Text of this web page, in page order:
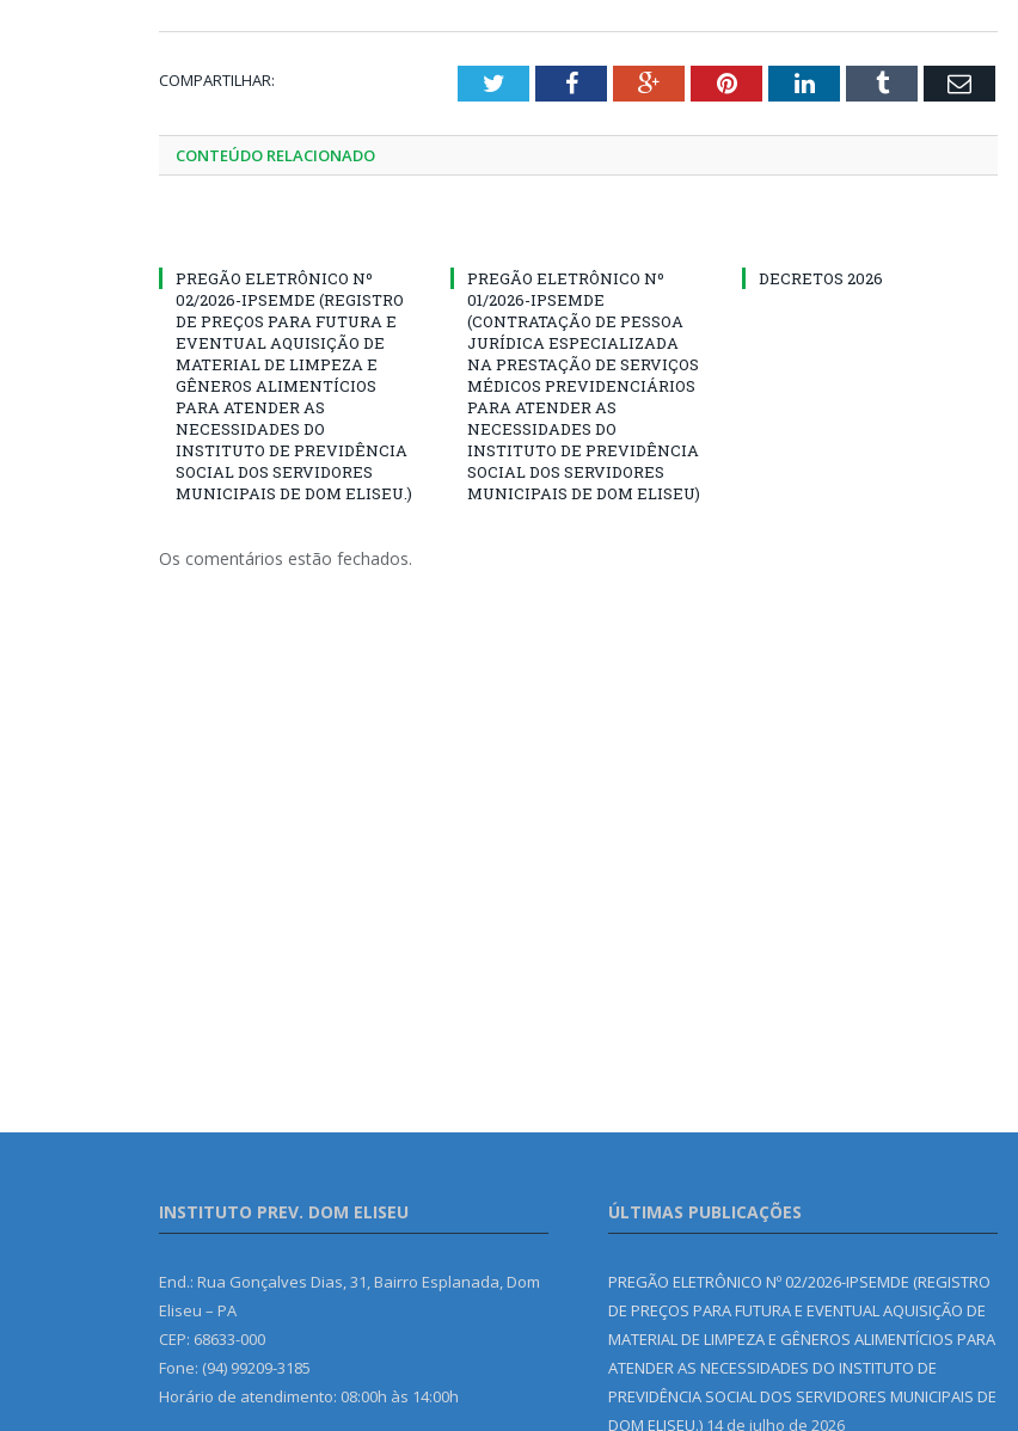
COMPARTILHAR: TwitterFacebookGoogle+PinterestLinkedInTumblr Email
CONTEÚDO RELACIONADO
PREGÃO ELETRÔNICO Nº
02/2026-IPSEMDE (REGISTRO
DE PREÇOS PARA FUTURA E
EVENTUAL AQUISIÇÃO DE
MATERIAL DE LIMPEZA E
GÊNEROS ALIMENTÍCIOS
PARA ATENDER AS
NECESSIDADES DO
INSTITUTO DE PREVIDÊNCIA
SOCIAL DOS SERVIDORES
MUNICIPAIS DE DOM ELISEU.)
PREGÃO ELETRÔNICO Nº
01/2026-IPSEMDE
(CONTRATAÇÃO DE PESSOA
JURÍDICA ESPECIALIZADA
NA PRESTAÇÃO DE SERVIÇOS
MÉDICOS PREVIDENCIÁRIOS
PARA ATENDER AS
NECESSIDADES DO
INSTITUTO DE PREVIDÊNCIA
SOCIAL DOS SERVIDORES
MUNICIPAIS DE DOM ELISEU)
DECRETOS 2026
Os comentários estão fechados.
INSTITUTO PREV. DOM ELISEU
End.: Rua Gonçalves Dias, 31, Bairro Esplanada, Dom
Eliseu – PA
CEP: 68633-000
Fone: (94) 99209-3185
Horário de atendimento: 08:00h às 14:00h
ÚLTIMAS PUBLICAÇÕES
PREGÃO ELETRÔNICO Nº 02/2026-IPSEMDE (REGISTRO
DE PREÇOS PARA FUTURA E EVENTUAL AQUISIÇÃO DE
MATERIAL DE LIMPEZA E GÊNEROS ALIMENTÍCIOS PARA
ATENDER AS NECESSIDADES DO INSTITUTO DE
PREVIDÊNCIA SOCIAL DOS SERVIDORES MUNICIPAIS DE
DOM ELISEU.) 14 de julho de 2026